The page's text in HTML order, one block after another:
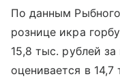
По данным
рознице икра
15,8 тыс. рублей
оценивается в 14,7